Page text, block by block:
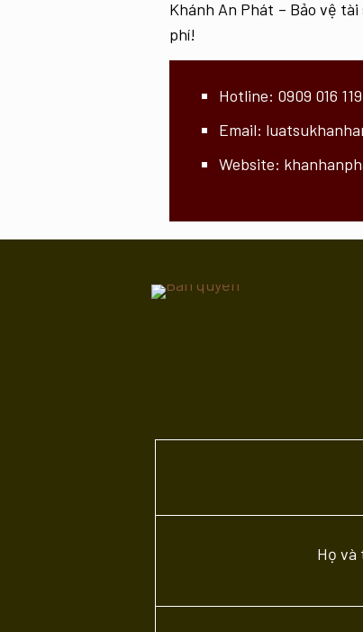
Khánh An Phát – Bảo vệ
phí!
Hotline: 0909 016 119
Email:
Website:
Họ và